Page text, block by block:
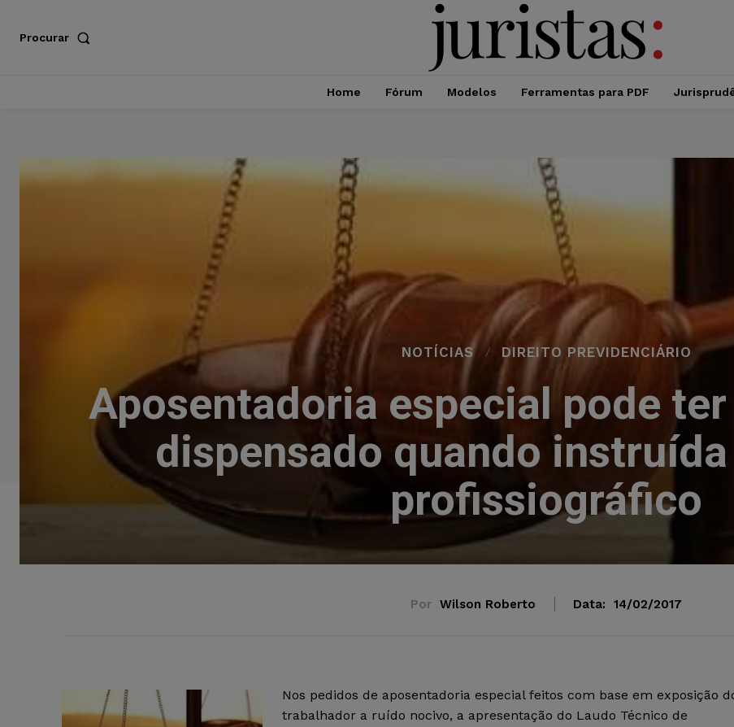
Procurar
Home Fórum Modelos Ferramentas para PDF
NOTÍCIAS DIREITO PREVIDENCIÁRIO
Aposentadoria especial pode
dispensado quando
profissiográfico
Por Wilson Roberto Data: 14/02/2017
Nos pedidos de aposentadoria especial feitos com base em exposição
trabalhador a ruído nocivo, a apresentação do Laudo Técnico de